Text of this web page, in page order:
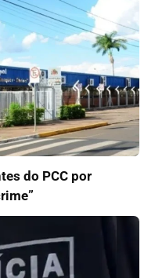
do PCC por